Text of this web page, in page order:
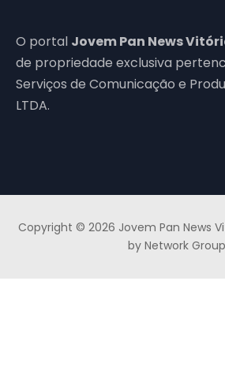
O portal Jovem Pan News
de propriedade exclusiva
Serviços de Comunicação e
LTDA.
Copyright © 2026 Jovem Pan News
by Network Group